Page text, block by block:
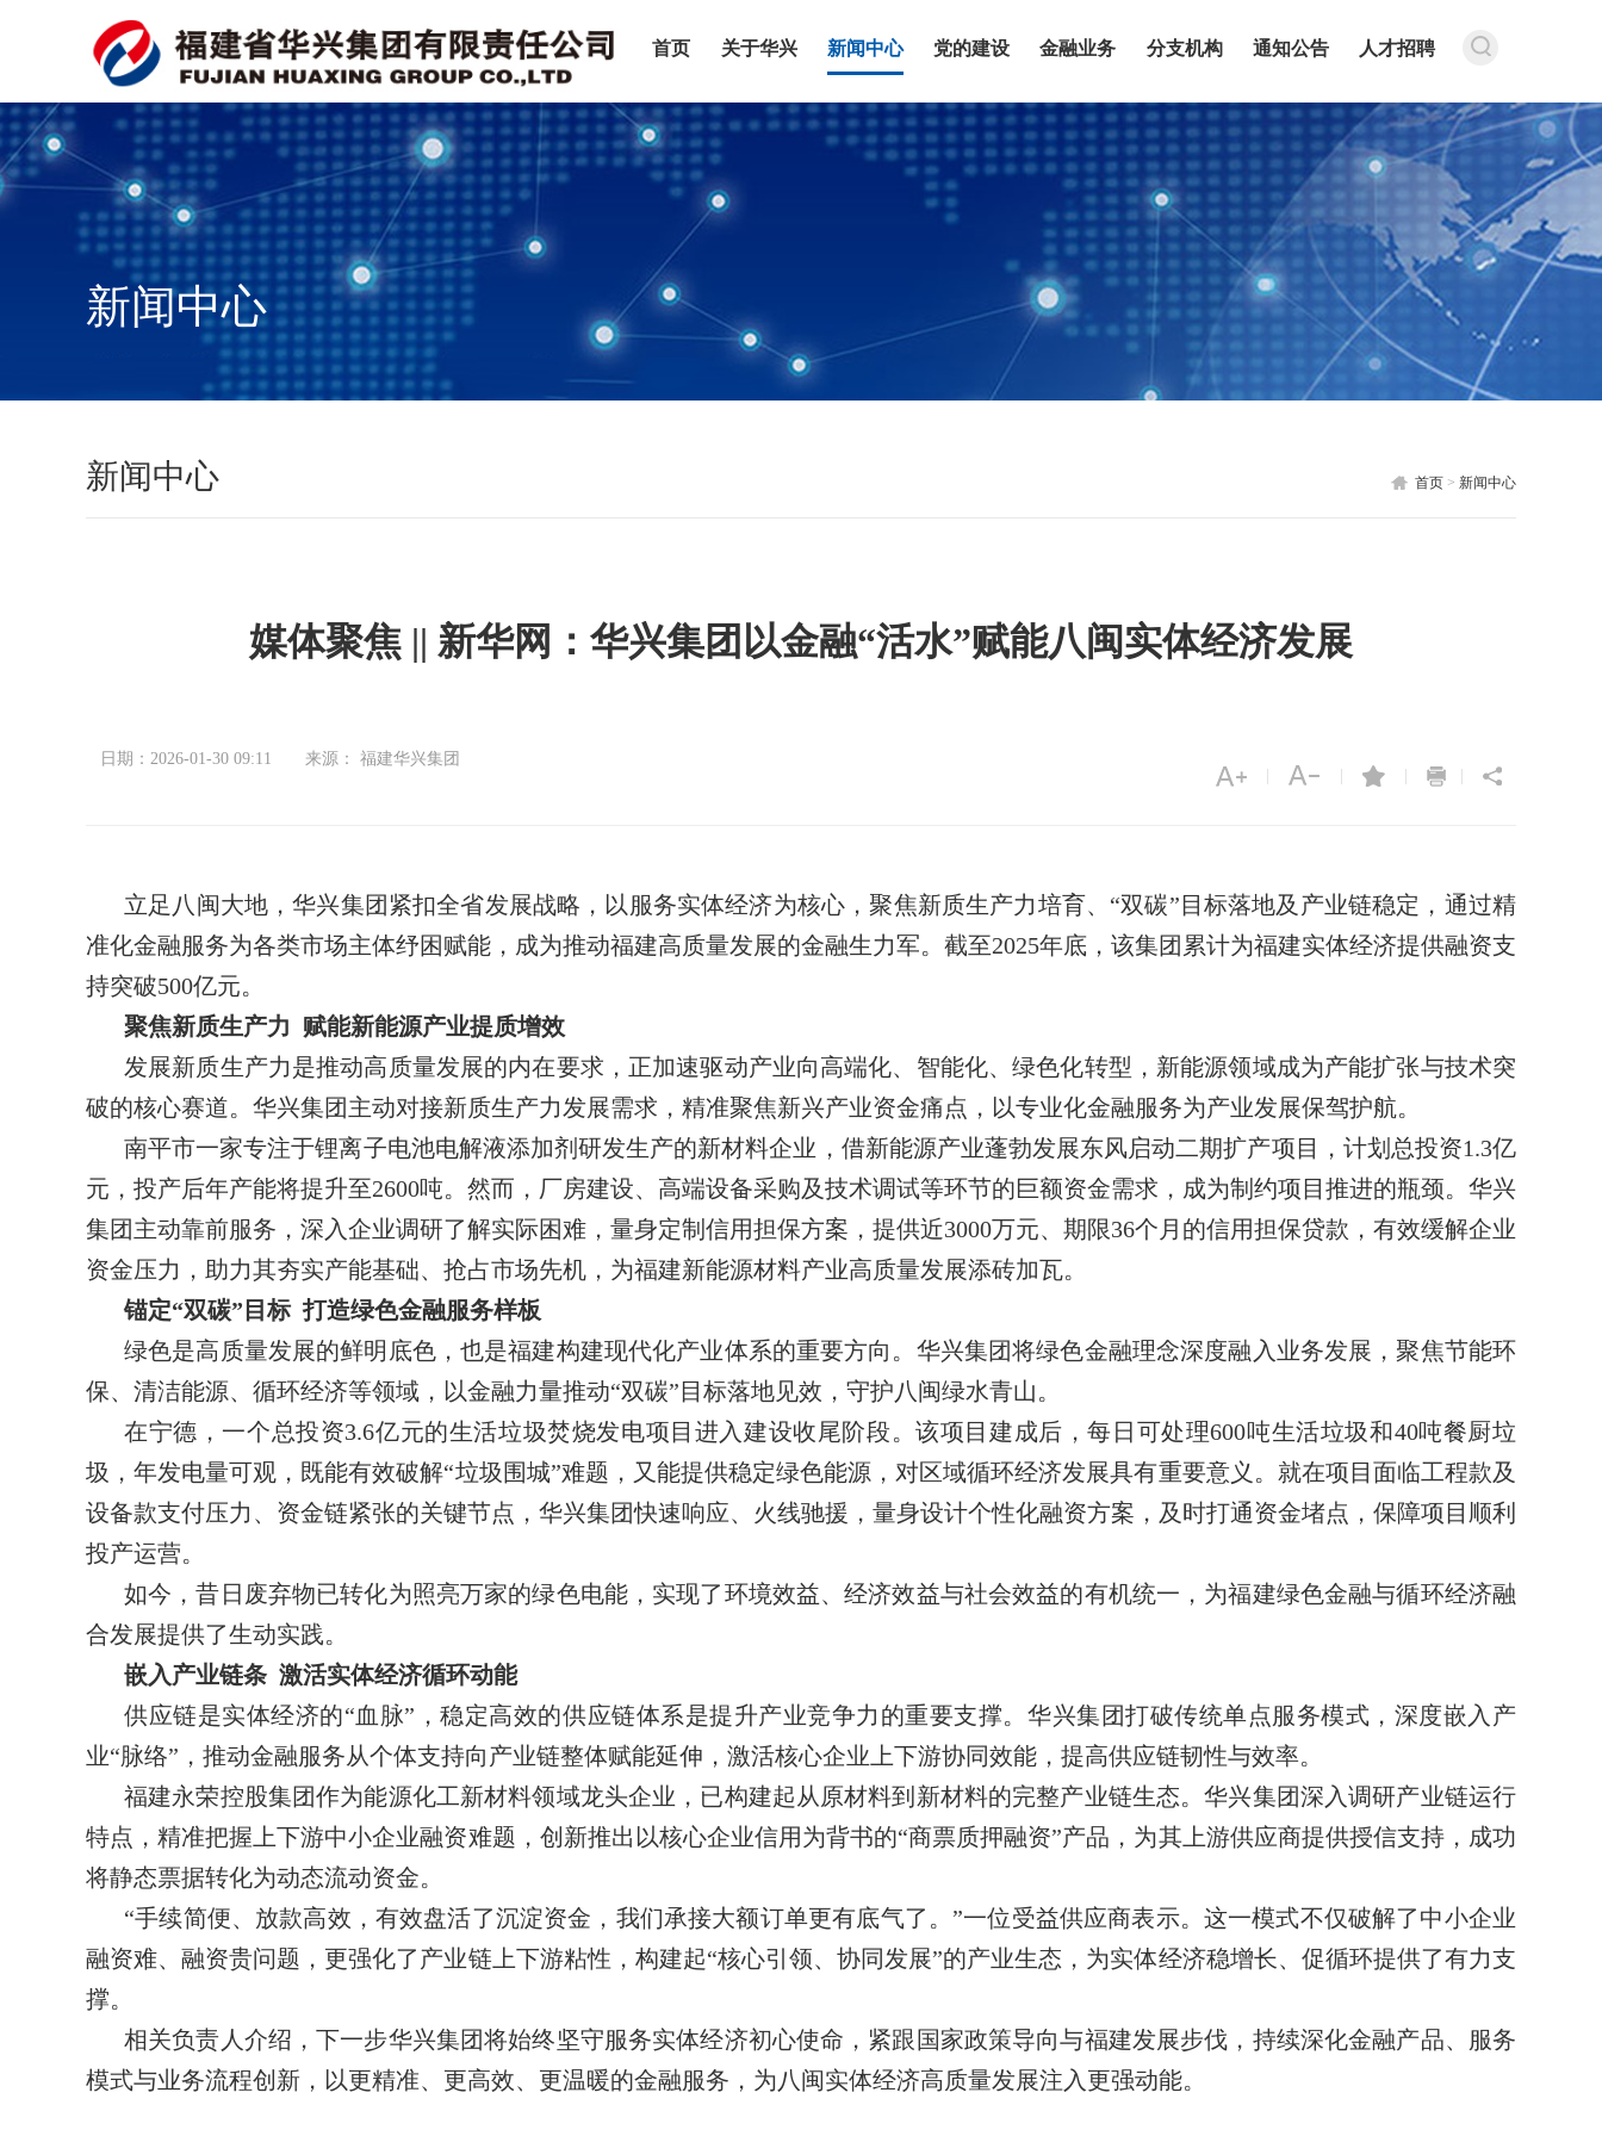
首页 关于华兴 新闻中心 党的建设 金融业务 分支机构 通知公告 人才招聘
新闻中心
新闻中心 首页 > 新闻中心
媒体聚焦 || 新华网：华兴集团以金融“活水”赋能八闽实体经济发展
日期：2026-01-30 09:11
来源： 福建华兴集团
|
| | |
立足八闽大地，华兴集团紧扣全省发展战略，以服务实体经济为核心，聚焦新质生产力培育、“双碳”目标落地及产业链稳定，通过精
准化金融服务为各类市场主体纾困赋能，成为推动福建高质量发展的金融生力军。截至2025年底，该集团累计为福建实体经济提供融资支
持突破500亿元。
聚焦新质生产力 赋能新能源产业提质增效
发展新质生产力是推动高质量发展的内在要求，正加速驱动产业向高端化、智能化、绿色化转型，新能源领域成为产能扩张与技术突
破的核心赛道。华兴集团主动对接新质生产力发展需求，精准聚焦新兴产业资金痛点，以专业化金融服务为产业发展保驾护航。
南平市一家专注于锂离子电池电解液添加剂研发生产的新材料企业，借新能源产业蓬勃发展东风启动二期扩产项目，计划总投资1.3亿
元，投产后年产能将提升至2600吨。然而，厂房建设、高端设备采购及技术调试等环节的巨额资金需求，成为制约项目推进的瓶颈。华兴
集团主动靠前服务，深入企业调研了解实际困难，量身定制信用担保方案，提供近3000万元、期限36个月的信用担保贷款，有效缓解企业
资金压力，助力其夯实产能基础、抢占市场先机，为福建新能源材料产业高质量发展添砖加瓦。
锚定“双碳”目标 打造绿色金融服务样板
绿色是高质量发展的鲜明底色，也是福建构建现代化产业体系的重要方向。华兴集团将绿色金融理念深度融入业务发展，聚焦节能环
保、清洁能源、循环经济等领域，以金融力量推动“双碳”目标落地见效，守护八闽绿水青山。
在宁德，一个总投资3.6亿元的生活垃圾焚烧发电项目进入建设收尾阶段。该项目建成后，每日可处理600吨生活垃圾和40吨餐厨垃
圾，年发电量可观，既能有效破解“垃圾围城”难题，又能提供稳定绿色能源，对区域循环经济发展具有重要意义。就在项目面临工程款及
设备款支付压力、资金链紧张的关键节点，华兴集团快速响应、火线驰援，量身设计个性化融资方案，及时打通资金堵点，保障项目顺利
投产运营。
如今，昔日废弃物已转化为照亮万家的绿色电能，实现了环境效益、经济效益与社会效益的有机统一，为福建绿色金融与循环经济融
合发展提供了生动实践。
嵌入产业链条 激活实体经济循环动能
供应链是实体经济的“血脉”，稳定高效的供应链体系是提升产业竞争力的重要支撑。华兴集团打破传统单点服务模式，深度嵌入产
业“脉络”，推动金融服务从个体支持向产业链整体赋能延伸，激活核心企业上下游协同效能，提高供应链韧性与效率。
福建永荣控股集团作为能源化工新材料领域龙头企业，已构建起从原材料到新材料的完整产业链生态。华兴集团深入调研产业链运行
特点，精准把握上下游中小企业融资难题，创新推出以核心企业信用为背书的“商票质押融资”产品，为其上游供应商提供授信支持，成功
将静态票据转化为动态流动资金。
“手续简便、放款高效，有效盘活了沉淀资金，我们承接大额订单更有底气了。”一位受益供应商表示。这一模式不仅破解了中小企业
融资难、融资贵问题，更强化了产业链上下游粘性，构建起“核心引领、协同发展”的产业生态，为实体经济稳增长、促循环提供了有力支
撑。
相关负责人介绍，下一步华兴集团将始终坚守服务实体经济初心使命，紧跟国家政策导向与福建发展步伐，持续深化金融产品、服务
模式与业务流程创新，以更精准、更高效、更温暖的金融服务，为八闽实体经济高质量发展注入更强动能。